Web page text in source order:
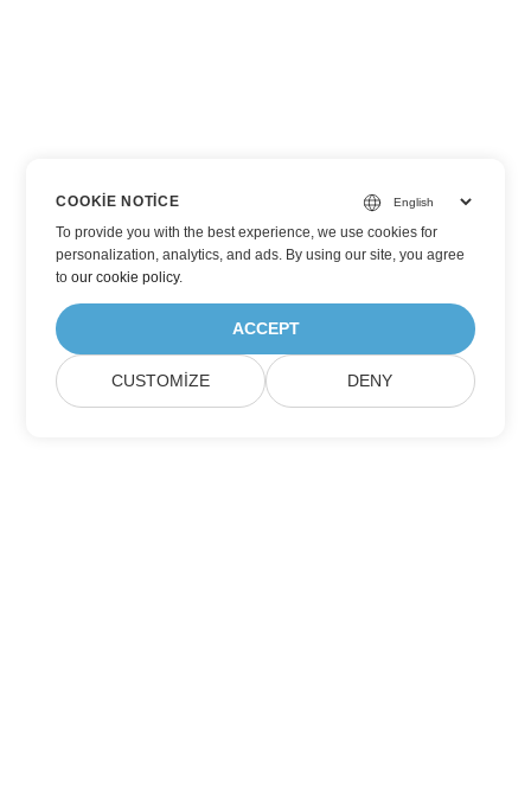
COOKIE NOTICE
To provide you with the best experience, we use cookies for
personalization, analytics, and ads. By using our site, you agree
toour cookie policy.
ACCEPT
CUSTOMIZE DENY